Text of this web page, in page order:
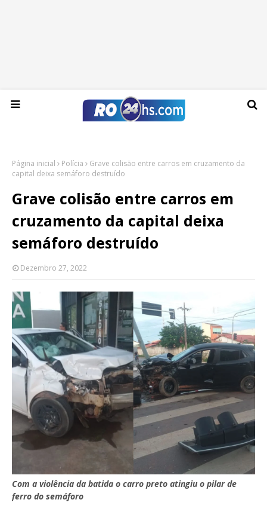
Sábado, 08 de agosto de 2026
Página inicial Polícia
Grave colisão entre carros em cruzamento da
capital deixa semáforo destruído
Grave colisão entre carros em
cruzamento da capital deixa
semáforo destruído
Dezembro 27, 2022
Com a violência da batida o carro preto atingiu o pilar de
ferro do semáforo